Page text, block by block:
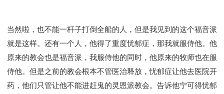
当然啦，也不能一杆子打倒全船的人，但是我见到的这个福音派
就是这样。还有一个人，他得了重度忧郁症，那我就服侍他。他
原来的教会也是福音派，我服侍他的同时，他原来的牧师也在服
侍他。但是之前的教会根本不管医治释放，忧郁症让他去医院开
药，他们只管让他不能进赶鬼的灵恩派教会。告诉他宁可得忧郁